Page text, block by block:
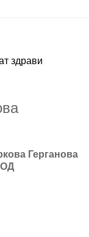
здрави
Герганова